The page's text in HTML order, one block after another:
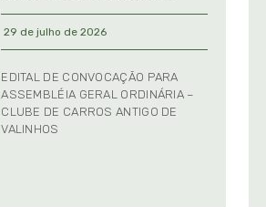
29 de julho de 2026
EDITAL DE CONVOCAÇÃO PARA
ASSEMBLÉIA GERAL ORDINÁRIA –
CLUBE DE CARROS ANTIGO DE
VALINHOS